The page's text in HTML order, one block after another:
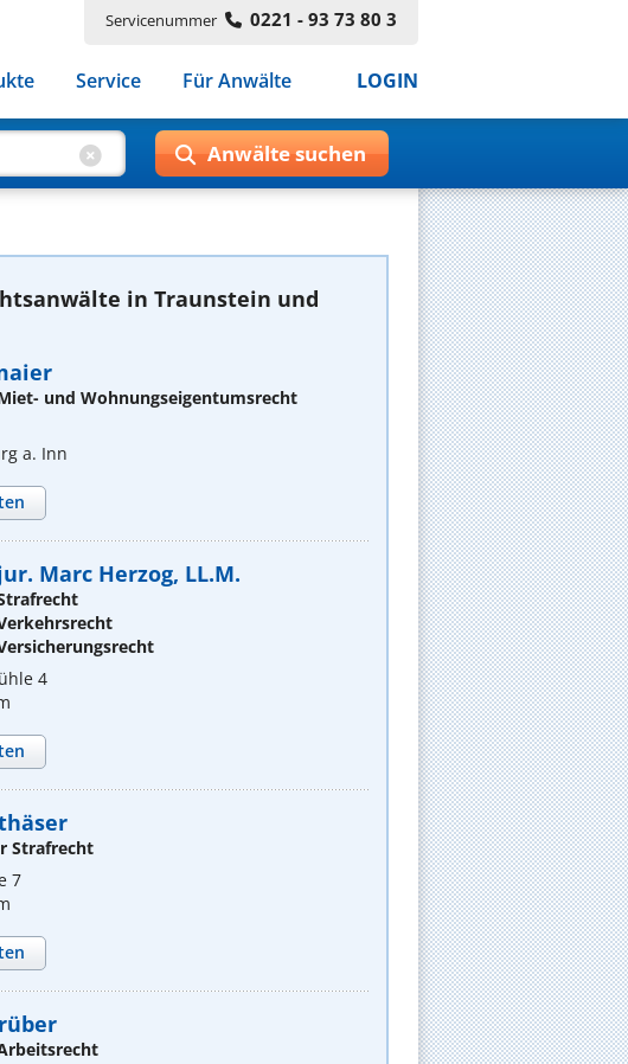
Servicenummer 0221 - 93 73 80 3
Service Für Anwälte LOGIN
in Traunstein und
und Wohnungseigentumsrecht
a. Inn
Marc Herzog, LL.M.
4
Strafrecht
7